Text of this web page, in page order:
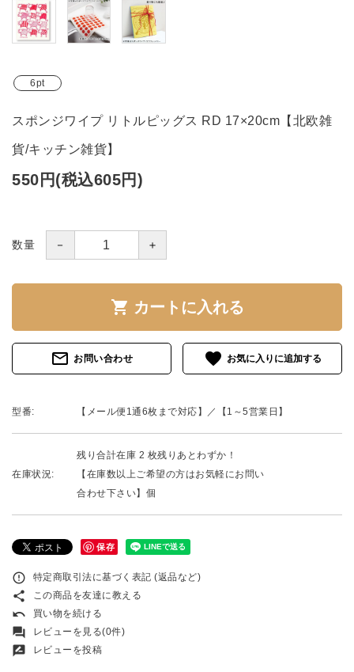
6pt
スポンジワイプ リトルピッグス RD 17×20cm【北欧雑
貨/キッチン雑貨】
550円(税込605円)
数量 － ＋
shopping_cart カートに入れる
mail_outline お問い合わせ favorite
型番: 【メール便1通6枚まで対応】／【1～5営業日】
在庫状況:
残り合計在庫 2 枚残りあとわずか！
【在庫数以上ご希望の方はお気軽にお問い
合わせ下さい】個
保存
error_outline 特定商取引法に基づく表記 (返品など)
share この商品を友達に教える
undo 買い物を続ける
forum レビューを見る(0件)
rate_review レビューを投稿